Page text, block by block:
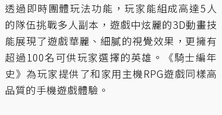
透過即時團體玩法功能，玩家能組成高達5人
的隊伍挑戰多人副本，遊戲中炫麗的3D動畫技
能展現了遊戲華麗、細膩的視覺效果，更擁有
超過100名可供玩家選擇的英雄。《騎士編年
史》為玩家提供了和家用主機RPG遊戲同樣高
品質的手機遊戲體驗。